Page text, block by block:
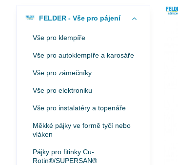
FELDER - Vše pro pájení
Vše pro klempíře
Vše pro autoklempíře a karosáře
Vše pro zámečníky
Vše pro elektroniku
Vše pro instalatéry a topenáře
Měkké pájky ve formě tyčí nebo
vláken
Pájky pro fitinky Cu-
Rotin®/SUPERSAN®